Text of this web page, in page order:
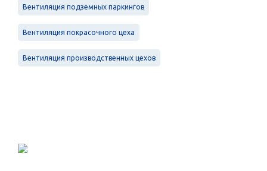
Вентиляция подземных паркингов
Вентиляция покрасочного цеха
Вентиляция производственных цехов